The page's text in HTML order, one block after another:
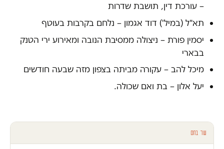
– עורכת דין, תושבת שדרות
תא"ל (במיל') דוד אגמון – נלחם בקרבות בעוטף
יסמין פורת – ניצולה ממסיבת הנובה ומאירוע ירי הטנק
בבארי
מיכל להב – עקורה מביתה בצפון מזה שבעה חודשים
יעל אלון – בת ואם שכולה.
עוד בחם